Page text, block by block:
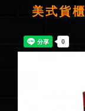
美式貨